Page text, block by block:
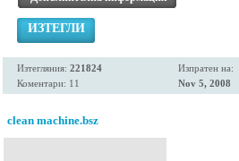
ИЗТЕГЛИ
Изтегляния: 221824
Коментари: 11
Изпратен на:
Nov 5, 2008
clean machine.bsz